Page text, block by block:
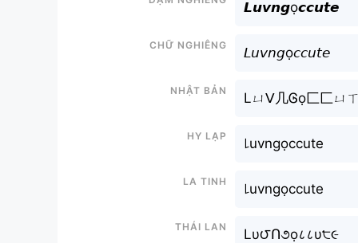
𝙇𝙪𝙫𝙣𝙜ọ𝙘𝙘𝙪𝙩𝙚
Chữ nghiêng
𝘓𝘶𝘷𝘯𝘨ọ𝘤𝘤𝘶𝘵𝘦
Nhật bản
Lㄩᐯ几Ꮆọ匚匚ㄩ
Hy lạp
꒒uvngọccute
La tinh
꒒uvngọccute
Thái lan
Lυ౮Ո૭ọ८८υ੮૯